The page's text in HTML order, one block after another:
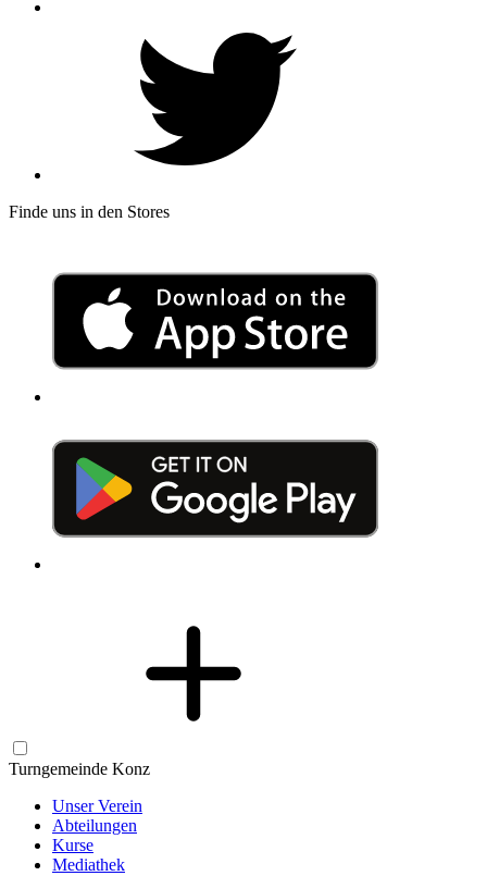
Finde uns in den Stores
Turngemeinde Konz
Unser Verein
Abteilungen
Kurse
Mediathek